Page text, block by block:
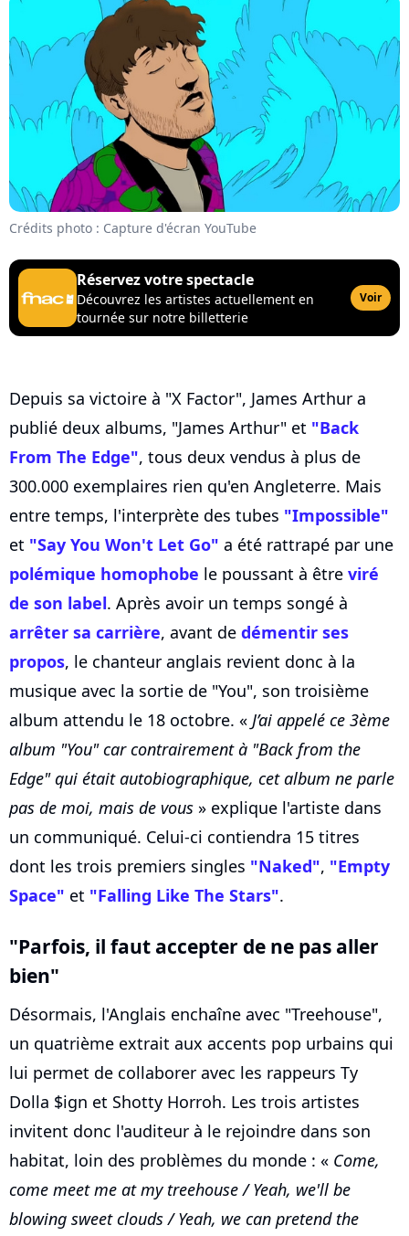
Crédits photo : Capture d'écran YouTube
Réservez votre spectacle
Découvrez les artistes actuellement en
tournée sur notre billetterie
Voir
Depuis sa victoire à "X Factor", James Arthur a
publié deux albums, "James Arthur" et "Back
From The Edge", tous deux vendus à plus de
300.000 exemplaires rien qu'en Angleterre. Mais
entre temps, l'interprète des tubes "Impossible"
et "Say You Won't Let Go" a été rattrapé par une
polémique homophobe le poussant à être viré
de son label. Après avoir un temps songé à
arrêter sa carrière, avant de démentir ses
propos, le chanteur anglais revient donc à la
musique avec la sortie de "You", son troisième
album attendu le 18 octobre. « J’ai appelé ce 3ème
album "You" car contrairement à "Back from the
Edge" qui était autobiographique, cet album ne parle
pas de moi, mais de vous » explique l'artiste dans
un communiqué. Celui-ci contiendra 15 titres
dont les trois premiers singles "Naked", "Empty
Space" et "Falling Like The Stars".
"Parfois, il faut accepter de ne pas aller
bien"
Désormais, l'Anglais enchaîne avec "Treehouse",
un quatrième extrait aux accents pop urbains qui
lui permet de collaborer avec les rappeurs Ty
Dolla $ign et Shotty Horroh. Les trois artistes
invitent donc l'auditeur à le rejoindre dans son
habitat, loin des problèmes du monde : « Come,
come meet me at my treehouse / Yeah, we'll be
blowing sweet clouds / Yeah, we can pretend the